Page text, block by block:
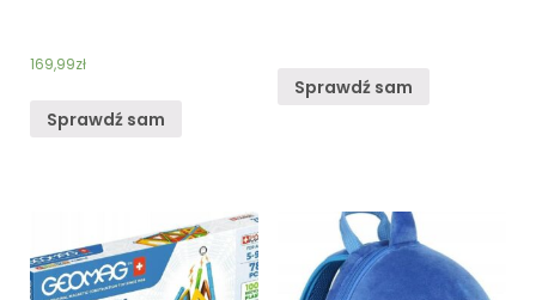
169,99zł
Sprawdź sam
Sprawdź sam